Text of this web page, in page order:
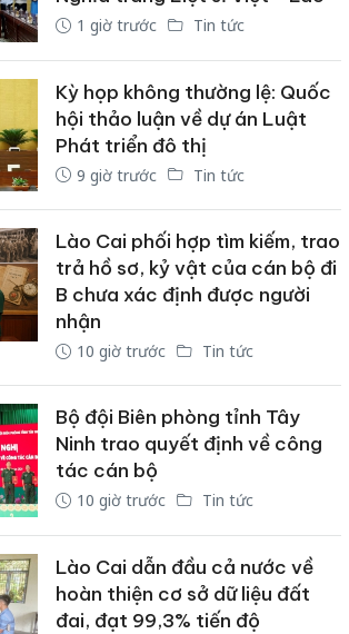
1 giờ trước Tin tức
Kỳ họp không thường lệ: Quốc
hội thảo luận về dự án Luật
Phát triển đô thị
9 giờ trước Tin tức
Lào Cai phối hợp tìm kiếm, trao
trả hồ sơ, kỷ vật của cán bộ đi
B chưa xác định được người
nhận
10 giờ trước Tin tức
Bộ đội Biên phòng tỉnh Tây
Ninh trao quyết định về công
tác cán bộ
10 giờ trước Tin tức
Lào Cai dẫn đầu cả nước về
hoàn thiện cơ sở dữ liệu đất
đai, đạt 99,3% tiến độ